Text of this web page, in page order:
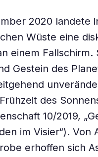
2020 landete
Wüste eine
einem Fallschirm.
Gestein des
des
10/2019,
im Visier“). Von
erhoffen sich